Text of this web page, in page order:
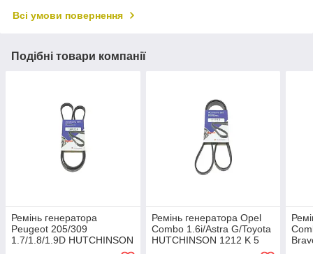
Всі умови повернення
Подібні товари компанії
Ремінь генератора
Peugeot 205/309
1.7/1.8/1.9D HUTCHINSON
Ремінь генератора Opel
Combo 1.6i/Astra G/Toyota
HUTCHINSON 1212 K 5